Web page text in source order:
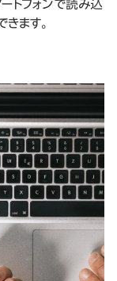
トフォンで読み込
ます。